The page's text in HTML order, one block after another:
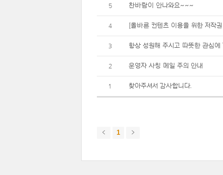
5 찬바람이 안나와요~~~
4 [올바른 컨텐츠 이용을 위한 저작권
3 항상 성원해 주시고 따뜻한 관심에
2 운영자 사칭 메일 주의 안내
1 찾아주셔서 감사합니다.
1